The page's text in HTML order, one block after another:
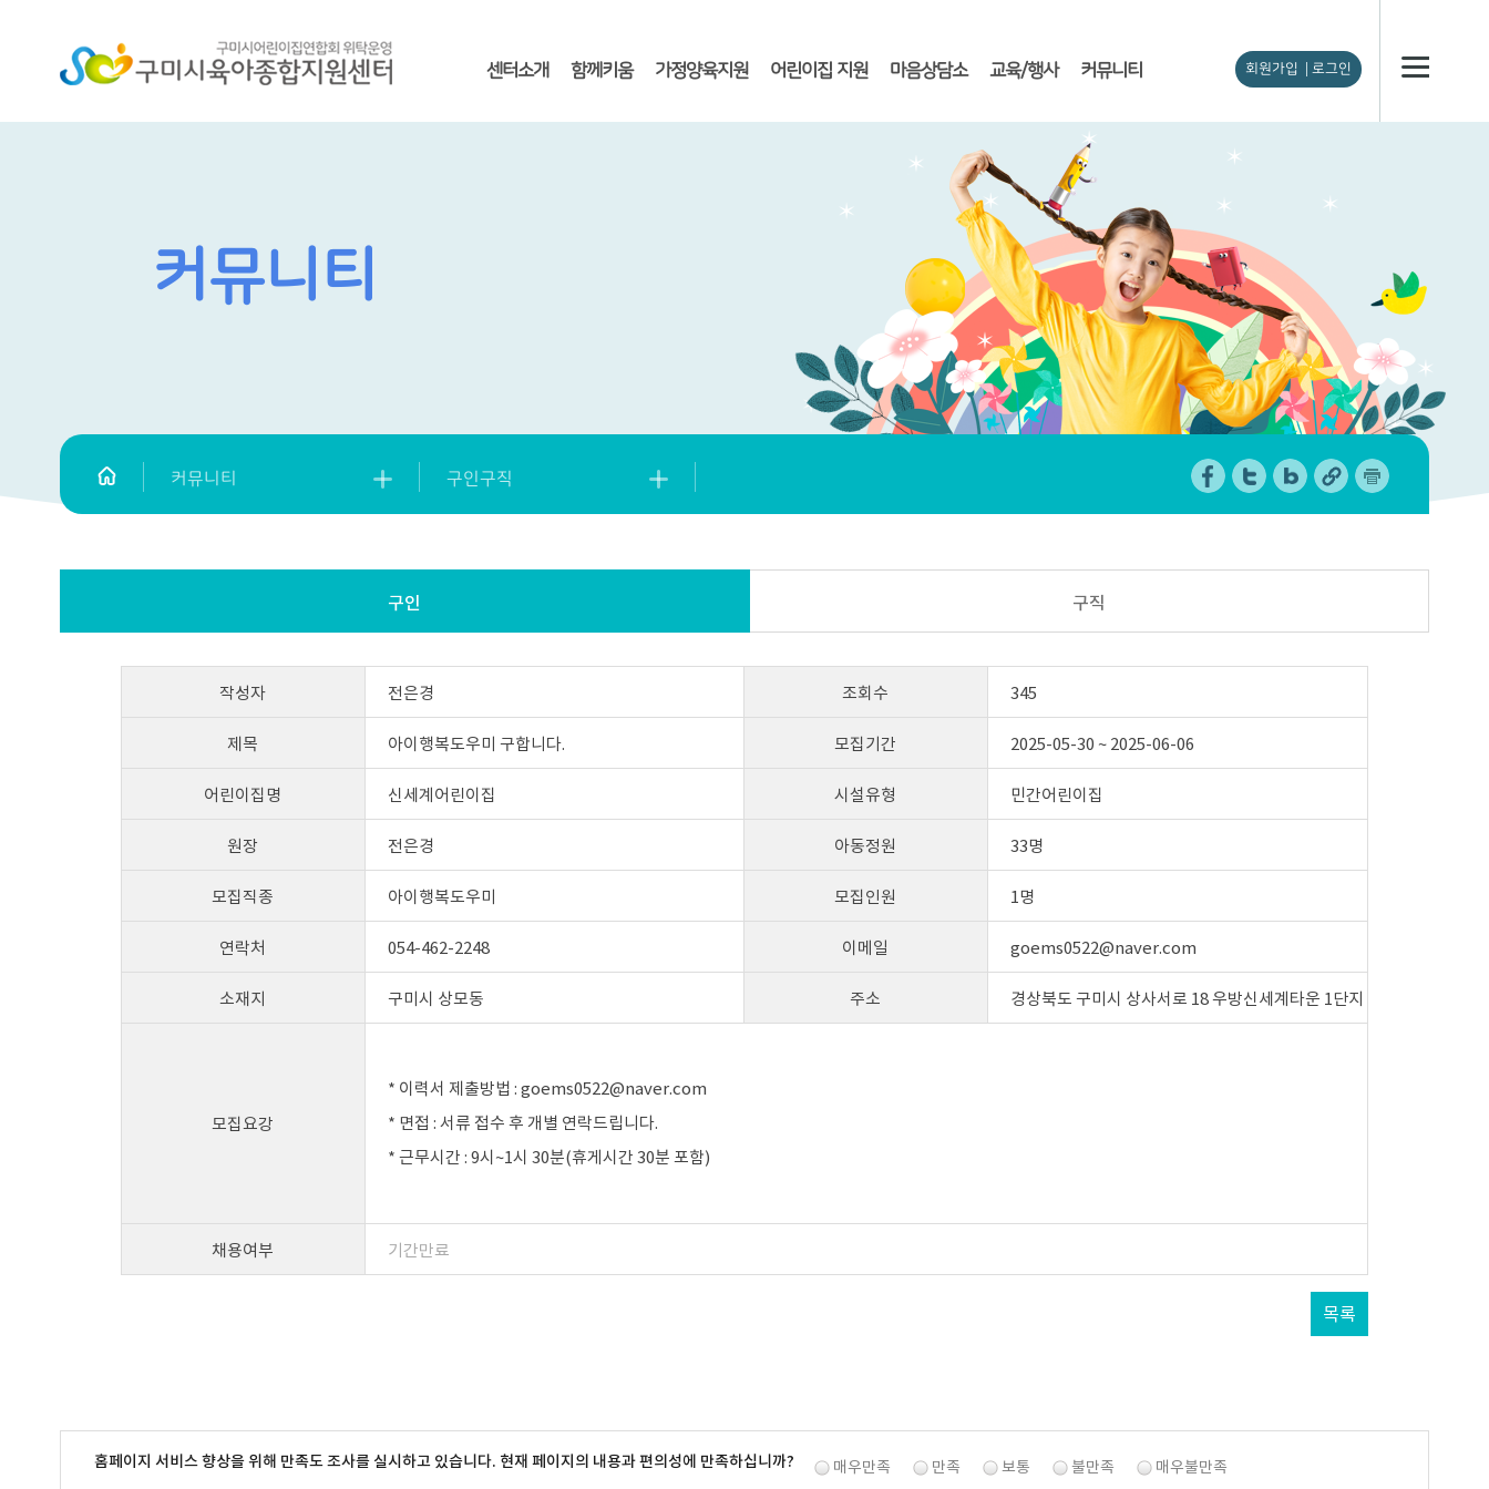
센터소개 함께키움 가정양육지원 어린이집 지원 마음상담소 교육/행사 커뮤니티 회원가입 로그인
커뮤니티
커뮤니티 구인구직
구인 구직
작성자 전은경 조회수 345
제목 아이행복도우미 구합니다. 모집기간 2025-05-30 ~ 2025-06-06
어린이집명 신세계어린이집 시설유형 민간어린이집
원장 전은경 아동정원 33명
모집직종 아이행복도우미 모집인원 1명
연락처 054-462-2248 이메일 goems0522@naver.com
소재지 구미시 상모동 주소 경상북도 구미시 상사서로 18 우방신세계타운 1단지
모집요강
* 이력서 제출방법 : goems0522@naver.com
* 면접 : 서류 접수 후 개별 연락드립니다.
* 근무시간 : 9시~1시 30분(휴게시간 30분 포함)
채용여부 기간만료
목록
홈페이지 서비스 향상을 위해 만족도 조사를 실시하고 있습니다. 현재 페이지의 내용과 편의성에 만족하십니까? 매우만족 만족 보통 불만족 매우불만족